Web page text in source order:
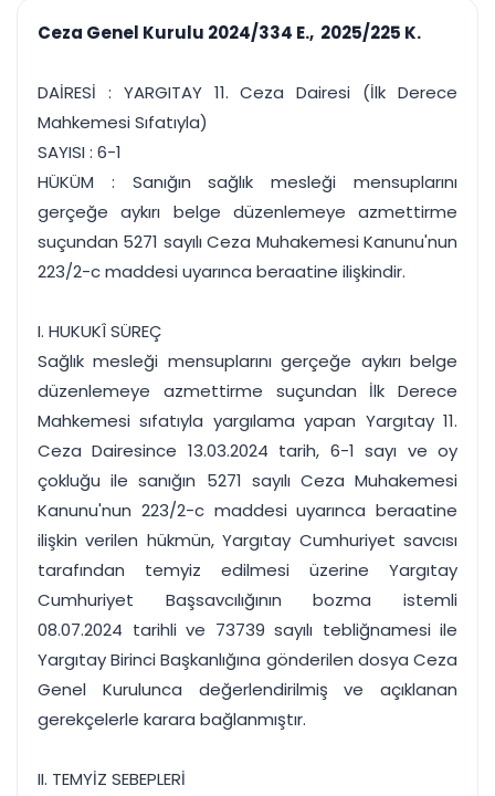
Duruşma ve görev
takvimi
Bildirim
takibi
rapor
Tek panelde uçtan uca yönetim
UYAP & UETS entegrasyonundan finansa, hepsi bir arada.
Tüm özellikleri inceleyin Ücretsiz Başlayın
Ceza Genel Kurulu 2024/334 E., 2025/225 K.
DAİRESİ : YARGITAY 11. Ceza Dairesi (İlk Derece
Mahkemesi Sıfatıyla)
SAYISI : 6-1
HÜKÜM : Sanığın sağlık mesleği mensuplarını
gerçeğe aykırı belge düzenlemeye azmettirme
suçundan 5271 sayılı Ceza Muhakemesi Kanunu'nun
223/2-c maddesi uyarınca beraatine ilişkindir.
I. HUKUKÎ SÜREÇ
Sağlık mesleği mensuplarını gerçeğe aykırı belge
düzenlemeye azmettirme suçundan İlk Derece
Mahkemesi sıfatıyla yargılama yapan Yargıtay 11.
Ceza Dairesince 13.03.2024 tarih, 6-1 sayı ve oy
çokluğu ile sanığın 5271 sayılı Ceza Muhakemesi
Kanunu'nun 223/2-c maddesi uyarınca beraatine
ilişkin verilen hükmün, Yargıtay Cumhuriyet savcısı
tarafından temyiz edilmesi üzerine Yargıtay
Cumhuriyet Başsavcılığının bozma istemli
08.07.2024 tarihli ve 73739 sayılı tebliğnamesi ile
Yargıtay Birinci Başkanlığına gönderilen dosya Ceza
Genel Kurulunca değerlendirilmiş ve açıklanan
gerekçelerle karara bağlanmıştır.
II. TEMYİZ SEBEPLERİ